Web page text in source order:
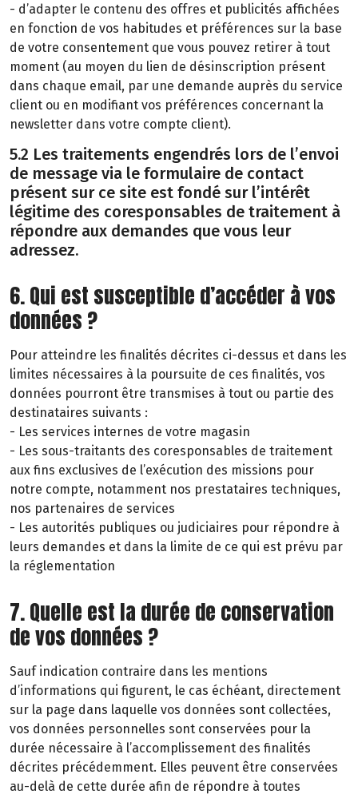
- d’adapter le contenu des offres et publicités affichées
en fonction de vos habitudes et préférences sur la base
de votre consentement que vous pouvez retirer à tout
moment (au moyen du lien de désinscription présent
dans chaque email, par une demande auprès du service
client ou en modifiant vos préférences concernant la
newsletter dans votre compte client).
5.2 Les traitements engendrés lors de l’envoi
de message via le formulaire de contact
présent sur ce site est fondé sur l’intérêt
légitime des coresponsables de traitement à
répondre aux demandes que vous leur
adressez.
6. Qui est susceptible d’accéder à vos
données ?
Pour atteindre les finalités décrites ci-dessus et dans les
limites nécessaires à la poursuite de ces finalités, vos
données pourront être transmises à tout ou partie des
destinataires suivants :
- Les services internes de votre magasin
- Les sous-traitants des coresponsables de traitement
aux fins exclusives de l’exécution des missions pour
notre compte, notamment nos prestataires techniques,
nos partenaires de services
- Les autorités publiques ou judiciaires pour répondre à
leurs demandes et dans la limite de ce qui est prévu par
la réglementation
7. Quelle est la durée de conservation
de vos données ?
Sauf indication contraire dans les mentions
d’informations qui figurent, le cas échéant, directement
sur la page dans laquelle vos données sont collectées,
vos données personnelles sont conservées pour la
durée nécessaire à l’accomplissement des finalités
décrites précédemment. Elles peuvent être conservées
au-delà de cette durée afin de répondre à toutes